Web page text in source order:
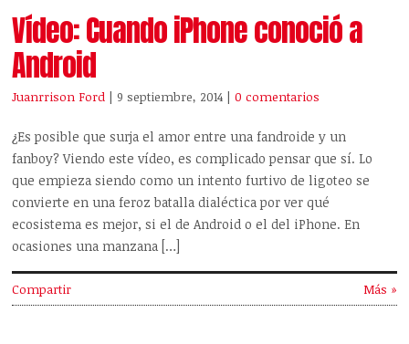
Vídeo: Cuando iPhone conoció a
Android
Juanrrison Ford | 9 septiembre, 2014 |0 comentarios
¿Es posible que surja el amor entre una fandroide y un
fanboy? Viendo este vídeo, es complicado pensar que sí. Lo
que empieza siendo como un intento furtivo de ligoteo se
convierte en una feroz batalla dialéctica por ver qué
ecosistema es mejor, si el de Android o el del iPhone. En
ocasiones una manzana […]
Compartir Más »